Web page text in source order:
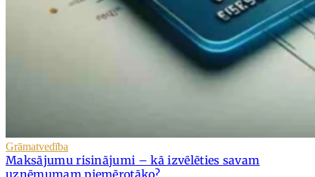
Grāmatvedība
Maksājumu risinājumi – kā izvēlēties savam
uzņēmumam piemērotāko?